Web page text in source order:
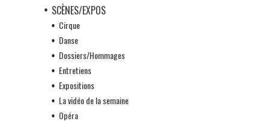
SCÈNES/EXPOS
Cirque
Danse
Dossiers/Hommages
Entretiens
Expositions
La vidéo de la semaine
Opéra